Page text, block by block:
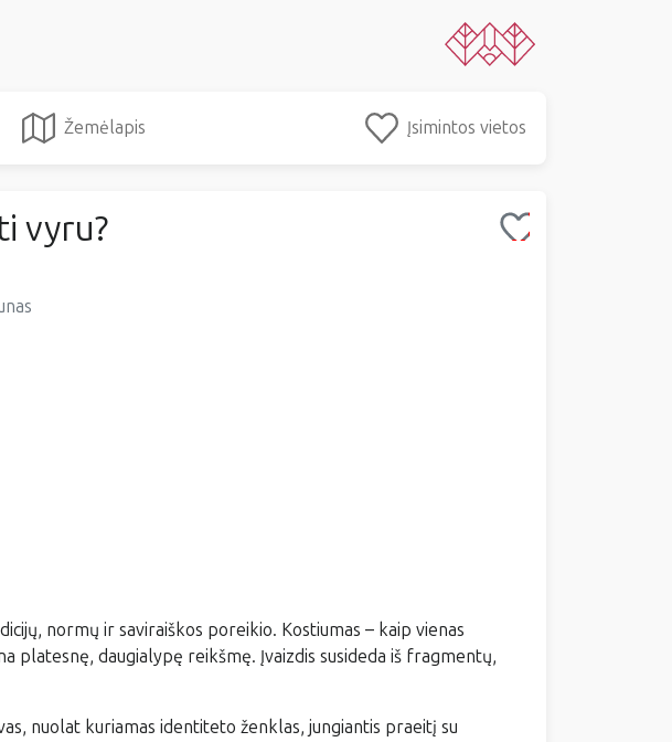
Žemėlapis Įsimintos vietos
vyru?
normų ir saviraiškos poreikio. Kostiumas – kaip vienas
platesnę, daugialypę reikšmę. Įvaizdis susideda iš fragmentų,
nuolat kuriamas identiteto ženklas, jungiantis praeitį su